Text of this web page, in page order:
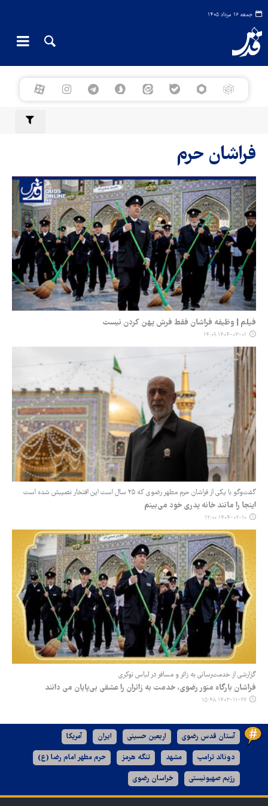
جمعه ۱۶ مرداد ۱۴۰۵
فراشان حرم
فیلم | وظیفه فراشان فقط فرش پهن کردن نیست
۱۴۰۴-۰۳-۰۱ ۱۴:۰۹
گفت‌وگو با یکی از فراشان حرم مطهر رضوی که ۲۵ سال است این افتخار نصیبش شده است
اینجا را مانند خانه پدری خود می‌بینم
۱۴۰۴-۰۲-۱۰ ۱۲:۰۰
گزارشی از خدمت‌رسانی به زائر و مسافر در لباس نوکری
فراشان بارگاه منور رضوی، خدمت به زائران را عشقی بی‌پایان می دانند
۱۴۰۳-۱۱-۲۷ ۱۵:۴۸
آستان قدس رضوی اربعین حسینی ایران آمریکا
دونالد ترامپ مشهد تنگه هرمز حرم مطهر امام رضا (ع)
رژیم صهیونیستی خراسان رضوی